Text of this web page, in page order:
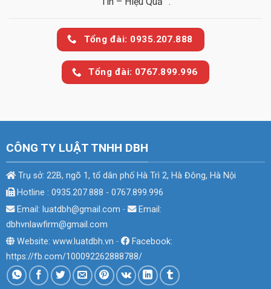
Tổng đài: 0935.207.888
Tổng đài: 0767.899.996
CÔNG TY LUẬT TNHH DBH
Trụ sở: 22B, ngõ 1, tổ dân phố Hà Trì 2, Hà Đông, Hà Nội
Hotline : 0935.207.888 - 0767.899.996
Email: luatdbh@gmail.com -
Email:
dbhvnlawfirm@gmail.com
Website: www.luatdbh.vn -
Facebook:
https://fb.com/100092262888788/